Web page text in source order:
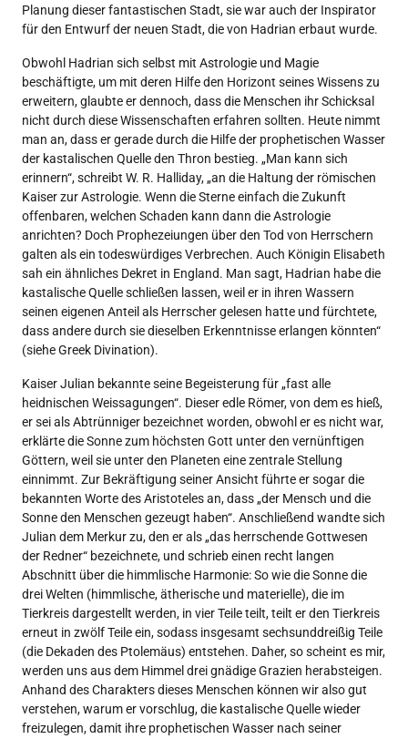
Planung dieser fantastischen Stadt, sie war auch der Inspirator
für den Entwurf der neuen Stadt, die von Hadrian erbaut wurde.
Obwohl Hadrian sich selbst mit Astrologie und Magie
beschäftigte, um mit deren Hilfe den Horizont seines Wissens zu
erweitern, glaubte er dennoch, dass die Menschen ihr Schicksal
nicht durch diese Wissenschaften erfahren sollten. Heute nimmt
man an, dass er gerade durch die Hilfe der prophetischen Wasser
der kastalischen Quelle den Thron bestieg. „Man kann sich
erinnern“, schreibt W. R. Halliday, „an die Haltung der römischen
Kaiser zur Astrologie. Wenn die Sterne einfach die Zukunft
offenbaren, welchen Schaden kann dann die Astrologie
anrichten? Doch Prophezeiungen über den Tod von Herrschern
galten als ein todeswürdiges Verbrechen. Auch Königin Elisabeth
sah ein ähnliches Dekret in England. Man sagt, Hadrian habe die
kastalische Quelle schließen lassen, weil er in ihren Wassern
seinen eigenen Anteil als Herrscher gelesen hatte und fürchtete,
dass andere durch sie dieselben Erkenntnisse erlangen könnten“
(siehe Greek Divination).
Kaiser Julian bekannte seine Begeisterung für „fast alle
heidnischen Weissagungen“. Dieser edle Römer, von dem es hieß,
er sei als Abtrünniger bezeichnet worden, obwohl er es nicht war,
erklärte die Sonne zum höchsten Gott unter den vernünftigen
Göttern, weil sie unter den Planeten eine zentrale Stellung
einnimmt. Zur Bekräftigung seiner Ansicht führte er sogar die
bekannten Worte des Aristoteles an, dass „der Mensch und die
Sonne den Menschen gezeugt haben“. Anschließend wandte sich
Julian dem Merkur zu, den er als „das herrschende Gottwesen
der Redner“ bezeichnete, und schrieb einen recht langen
Abschnitt über die himmlische Harmonie: So wie die Sonne die
drei Welten (himmlische, ätherische und materielle), die im
Tierkreis dargestellt werden, in vier Teile teilt, teilt er den Tierkreis
erneut in zwölf Teile ein, sodass insgesamt sechsunddreißig Teile
(die Dekaden des Ptolemäus) entstehen. Daher, so scheint es mir,
werden uns aus dem Himmel drei gnädige Grazien herabsteigen.
Anhand des Charakters dieses Menschen können wir also gut
verstehen, warum er vorschlug, die kastalische Quelle wieder
freizulegen, damit ihre prophetischen Wasser nach seiner